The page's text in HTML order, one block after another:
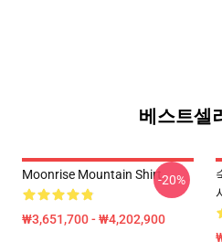
베스트셀
Moonrise Mountain Shirt
₩3,651,700 - ₩4,202,900
-20%